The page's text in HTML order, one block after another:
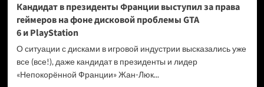
Кандидат в президенты Франции выступил за права
геймеров на фоне дисковой проблемы GTA
6 и PlayStation
О ситуации с дисками в игровой индустрии высказались уже
все (все!), даже кандидат в президенты и лидер
«Непокорённой Франции» Жан-Люк...